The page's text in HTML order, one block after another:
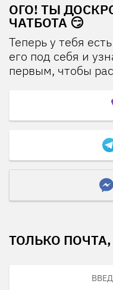
ОГО! ТЫ
ЧАТБОТА 😏
Теперь у тебя
его под себя и
первым, чтобы
ТОЛЬКО